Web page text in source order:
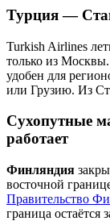
Турция —
Turkish Airlines
только из
удобен для
или Грузию. Из
Сухопутные
работает
Финляндия
восточной
Правительство
граница остаётся